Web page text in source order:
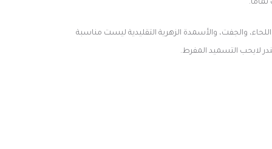
والجفت، والأسمدة الزهرية التقليدية ليست مناسبة
لايحب التسميد المفرط.